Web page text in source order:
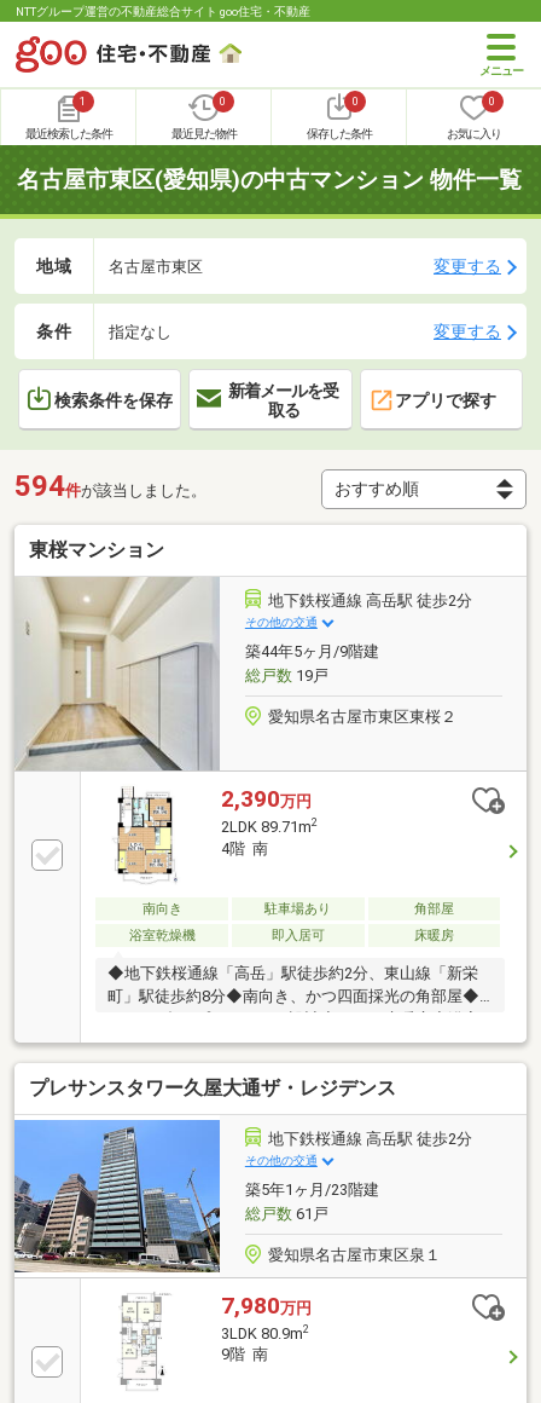
NTTグループ運営の不動産総合サイト goo住宅・不動産
1
最近検索した条件
0
最近見た物件
0
保存した条件
0
お気に入り
名古屋市東区(愛知県)の中古マンション 物件一覧
地域 名古屋市東区 変更する
条件 指定なし 変更する
検索条件を保存
新着メールを受
取る
アプリで探す
594件が該当しました。
東桜マンション
地下鉄桜通線 高岳駅 徒歩2分
その他の交通
築44年5ヶ月/9階建
総戸数19戸
愛知県名古屋市東区東桜２
2,390万円
2LDK 89.71m2
4階 南
南向き 駐車場あり
角部屋
浴室乾燥機
即入居可 床暖房
◆地下鉄桜通線「高岳」駅徒歩約2分、東山線「新栄
町」駅徒歩約8分◆南向き、かつ四面採光の角部屋◆1
換気乾燥暖房機◆2025年7月 リフォーム完了◎シス
テムキッチン交換 ◎ガス給湯器交換 ◎全室クロス
張替え ◎建具交換◎玄関収納交換 ◎全室照明器具
設置 ◎フローリング洗浄・ワックス仕上げ◎フロア
タイル上張り（キッチン） ◎クッションフロア張替
え（洗面所、トイレ）◎網戸張替え ◎木部塗装 ◎
玄関錠交換（引渡時） ◎ハウスクリーニング等一般
社団法人リノベーション協議会が定める適合リノベー
ション住宅「R1住宅」適合
プレサンスタワー久屋大通ザ・レジデンス
地下鉄桜通線 高岳駅 徒歩2分
その他の交通
築5年1ヶ月/23階建
総戸数61戸
愛知県名古屋市東区泉１
7,980万円
3LDK 80.9m2
9階 南